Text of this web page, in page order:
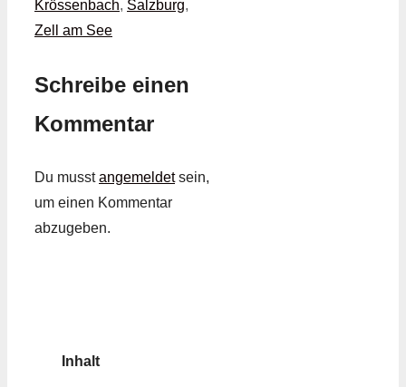
Krössenbach, Salzburg,
Zell am See
Schreibe einen
Kommentar
Du musstangemeldetsein,
um einen Kommentar
abzugeben.
Inhalt